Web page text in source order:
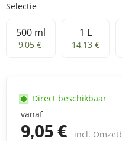
Selectie
500 ml
500 ml
9,05 €
1 L
1 L
14,13 €
vanaf
9,05 € incl.
Direct beschikbaar